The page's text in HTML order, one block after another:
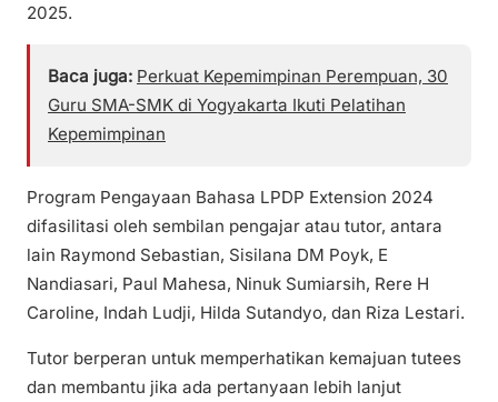
2025.
Baca juga: Perkuat Kepemimpinan Perempuan, 30
Guru SMA-SMK di Yogyakarta Ikuti Pelatihan
Kepemimpinan
Program Pengayaan Bahasa LPDP Extension 2024
difasilitasi oleh sembilan pengajar atau tutor, antara
lain Raymond Sebastian, Sisilana DM Poyk, E
Nandiasari, Paul Mahesa, Ninuk Sumiarsih, Rere H
Caroline, Indah Ludji, Hilda Sutandyo, dan Riza Lestari.
Tutor berperan untuk memperhatikan kemajuan tutees
dan membantu jika ada pertanyaan lebih lanjut